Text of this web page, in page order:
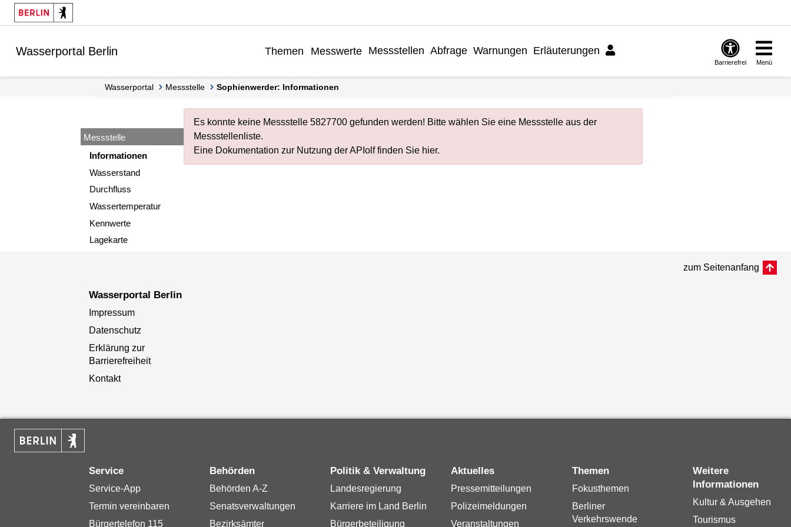
Springe zur Navigation
Springe zum Inhalt
Wasserportal Berlin Themen Messwerte Messstellen Abfrage Warnungen Erläuterungen
Barrierefrei Menü
Wasserportal Messstelle Sophienwerder: Informationen
Messstelle
Informationen
Wasserstand
Durchfluss
Wassertemperatur
Kennwerte
Lagekarte
Es konnte keine Messstelle 5827700 gefunden werden! Bitte wählen Sie eine Messstelle aus der
Messstellenliste.
Eine Dokumentation zur Nutzung der APIolf finden Sie hier.
zum Seitenanfang
Wasserportal Berlin
Impressum
Datenschutz
Erklärung zur
Barrierefreiheit
Kontakt
Service
Service-App
Termin vereinbaren
Bürgertelefon 115
Behörden
Behörden A-Z
Senatsverwaltungen
Bezirksämter
Politik & Verwaltung
Landesregierung
Karriere im Land Berlin
Bürgerbeteiligung
Aktuelles
Pressemitteilungen
Polizeimeldungen
Veranstaltungen
Themen
Fokusthemen
Berliner
Verkehrswende
Weitere
Informationen
Kultur & Ausgehen
Tourismus